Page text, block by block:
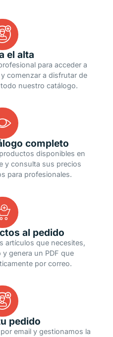
el alta
para acceder a
comenzar a disfrutar de
nuestro catálogo.
completo
disponibles en
y consulta sus precios
para profesionales.
al pedido
artículos que necesites,
genera un PDF que
por correo.
pedido
email y gestionamos la